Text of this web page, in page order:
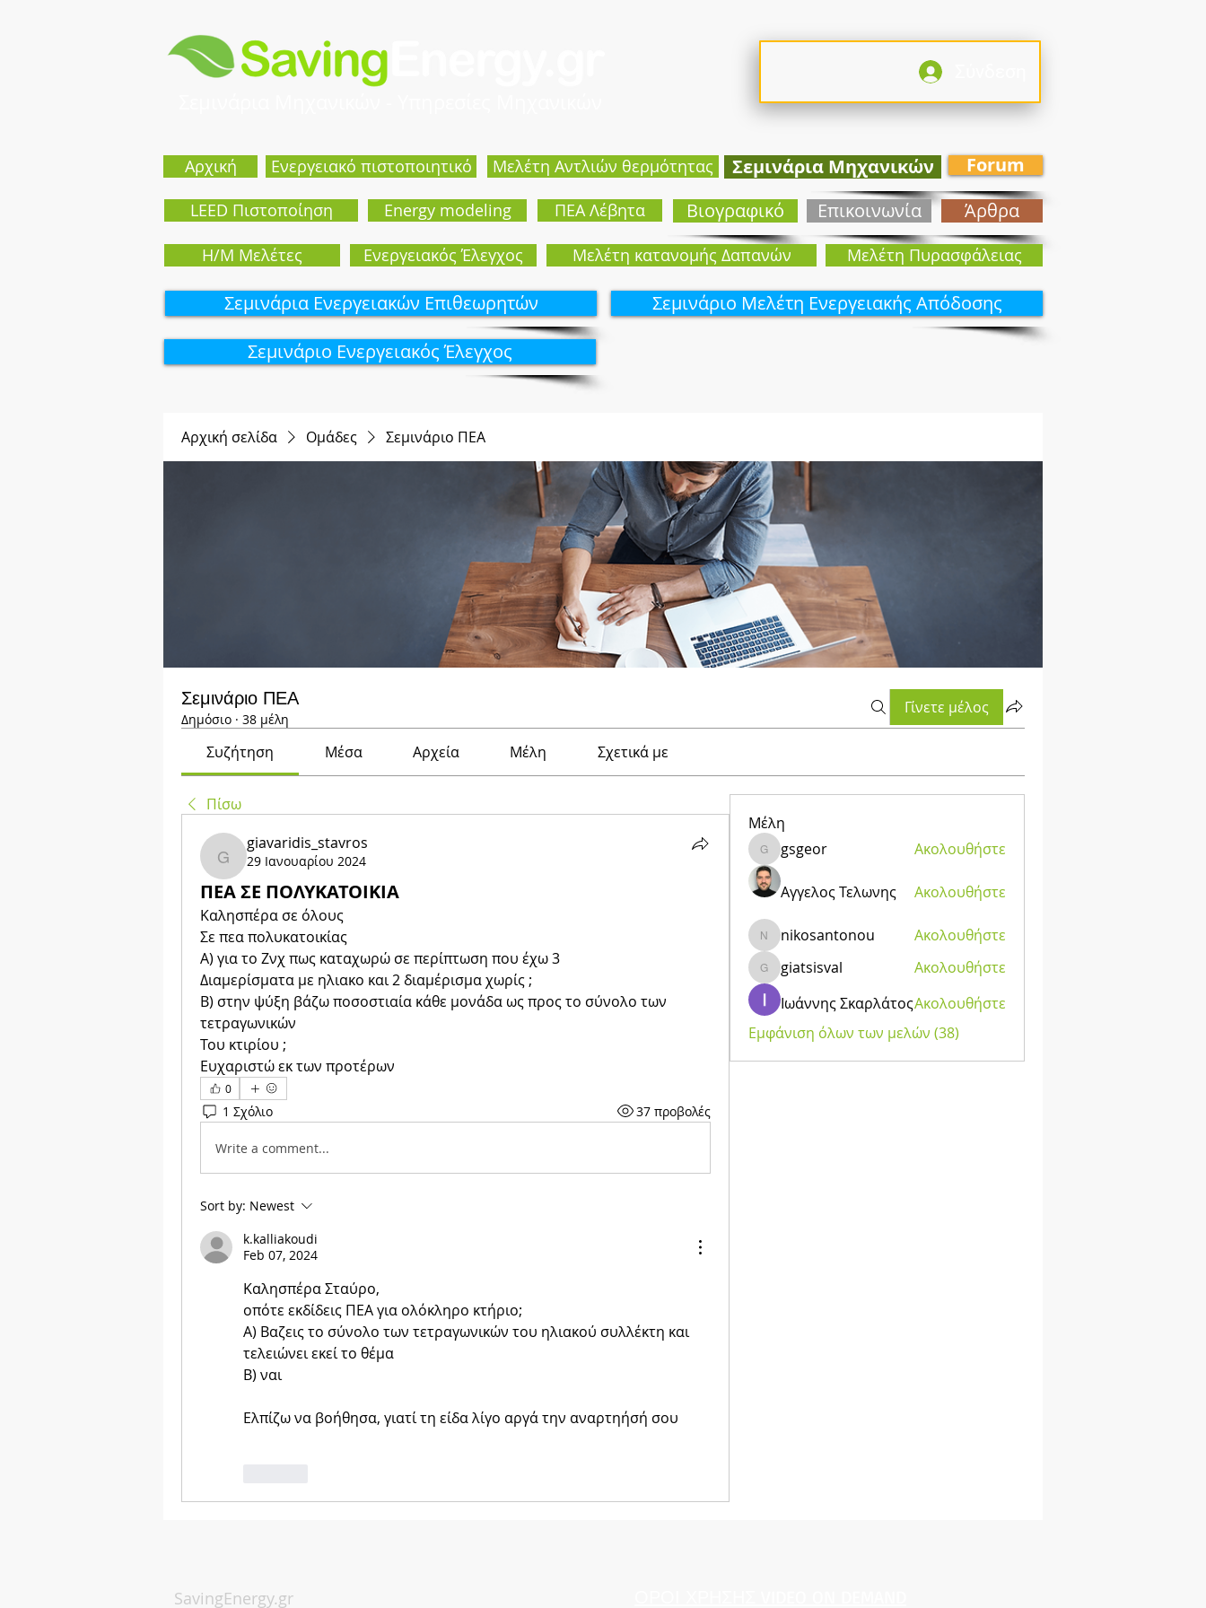
Αρχική Ενεργειακό πιστοποιητικό Mελέτη Αντλιών θερμότητας Σεμινάρια Μηχανικών Forum
LEED Πιστοποίηση Energy modeling ΠΕΑ Λέβητα Βιογραφικό Επικοινωνία Άρθρα
Η/Μ Μελέτες Eνεργειακός Έλεγχος Μελέτη κατανομής Δαπανών Mελέτη Πυρασφάλειας
Σεμινάρια Ενεργειακών Επιθεωρητών
Σεμινάριo Μελέτη Ενεργειακής Απόδοσης
Σεμινάριo Ενεργειακός Έλεγχος
Αρχική σελίδα Ομάδες Σεμινάριο ΠΕΑ
Σεμινάριο ΠΕΑ
Δημόσιο · 38 μέλη
Γίνετε μέλος
Συζήτηση Μέσα Αρχεία Μέλη Σχετικά με
Πίσω
giavaridis_stavros
giavaridis_stavros
29 Ιανουαρίου 2024
ΠΕΑ ΣΕ ΠΟΛΥΚΑΤΟΙΚΙΑ
Καλησπέρα σε όλους
Σε πεα πολυκατοικίας
Α) για το Ζνχ πως καταχωρώ σε περίπτωση που έχω 3
Διαμερίσματα με ηλιακο και 2 διαμέρισμα χωρίς ;
Β) στην ψύξη βάζω ποσοστιαία κάθε μονάδα ως προς το σύνολο των
τετραγωνικών
Του κτιρίου ;
Ευχαριστώ εκ των προτέρων
0
1 Σχόλιο 37 προβολές
Write a comment...
Sort by: Newest
k.kalliakoudi
Feb 07, 2024
Καλησπέρα Σταύρο,
οπότε εκδίδεις ΠΕΑ για ολόκληρο κτήριο;
Α) Βαζεις το σύνολο των τετραγωνικών του ηλιακού συλλέκτη και
τελειώνει εκεί το θέμα
Β) ναι
Ελπίζω να βοήθησα, γιατί τη είδα λίγο αργά την αναρτηήσή σου
Μέλη
gsgeorgsgeor Ακολουθήστε
Αγγελος Τελωνης Ακολουθήστε
nikosantonou
nikosantonou Ακολουθήστε
giatsisval
giatsisval
Ακολουθήστε
Ιωάννης ΣκαρλάτοςΑκολουθήστε
Εμφάνιση όλων των μελών (38)
SavingEnergy.gr